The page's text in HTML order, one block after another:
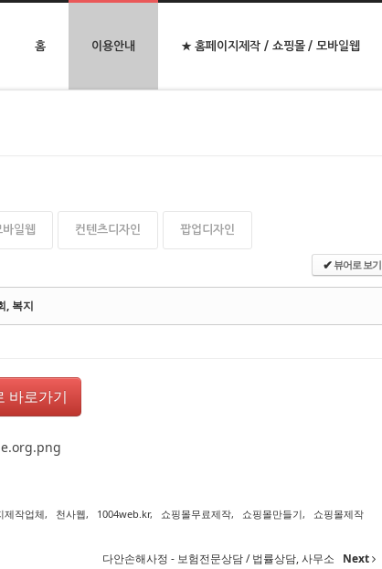
홈 이용안내 ★ 홈페이지제작 / 쇼핑몰 / 모바일웹
바일웹 컨텐츠디자인 팝업디자인
✔뷰어로 보기
, 복지
바로가기
제작업체, 천사웹, 1004web.kr, 쇼핑몰무료제작, 쇼핑몰만들기, 쇼핑몰제작
다안손해사정 - 보험전문상담 / 법률상담, 사무소 Next